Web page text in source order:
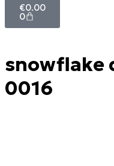
€0.00
0
snowflake
0016